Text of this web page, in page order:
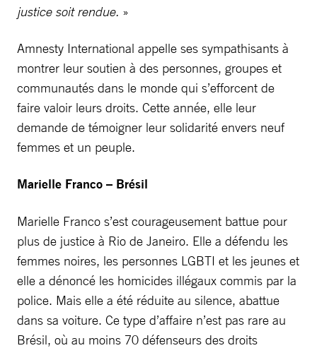
justice soit rendue. »
Amnesty International appelle ses sympathisants à
montrer leur soutien à des personnes, groupes et
communautés dans le monde qui s’efforcent de
faire valoir leurs droits. Cette année, elle leur
demande de témoigner leur solidarité envers neuf
femmes et un peuple.
Marielle Franco – Brésil
Marielle Franco s’est courageusement battue pour
plus de justice à Rio de Janeiro. Elle a défendu les
femmes noires, les personnes LGBTI et les jeunes et
elle a dénoncé les homicides illégaux commis par la
police. Mais elle a été réduite au silence, abattue
dans sa voiture. Ce type d’affaire n’est pas rare au
Brésil, où au moins 70 défenseurs des droits